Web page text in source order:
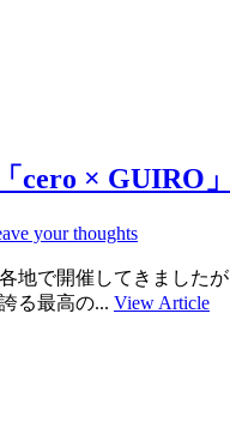
cero × GUIRO
your thoughts
地で開催してきまし
る最高の... View Article